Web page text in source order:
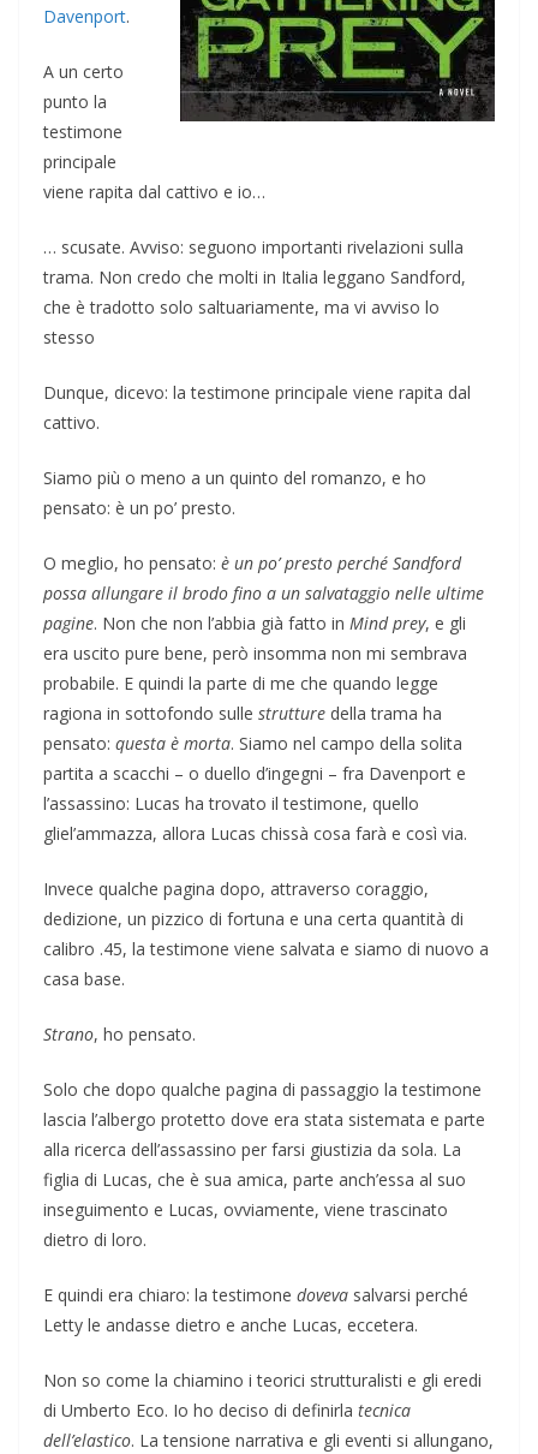
Davenport.
A un certo
punto la
testimone
principale
viene rapita dal cattivo e io…
… scusate. Avviso: seguono importanti rivelazioni sulla
trama. Non credo che molti in Italia leggano Sandford,
che è tradotto solo saltuariamente, ma vi avviso lo
stesso
Dunque, dicevo: la testimone principale viene rapita dal
cattivo.
Siamo più o meno a un quinto del romanzo, e ho
pensato: è un po’ presto.
O meglio, ho pensato: è un po’ presto perché Sandford
possa allungare il brodo fino a un salvataggio nelle ultime
pagine. Non che non l’abbia già fatto in Mind prey, e gli
era uscito pure bene, però insomma non mi sembrava
probabile. E quindi la parte di me che quando legge
ragiona in sottofondo sulle strutture della trama ha
pensato: questa è morta. Siamo nel campo della solita
partita a scacchi – o duello d’ingegni – fra Davenport e
l’assassino: Lucas ha trovato il testimone, quello
gliel’ammazza, allora Lucas chissà cosa farà e così via.
Invece qualche pagina dopo, attraverso coraggio,
dedizione, un pizzico di fortuna e una certa quantità di
calibro .45, la testimone viene salvata e siamo di nuovo a
casa base.
Strano, ho pensato.
Solo che dopo qualche pagina di passaggio la testimone
lascia l’albergo protetto dove era stata sistemata e parte
alla ricerca dell’assassino per farsi giustizia da sola. La
figlia di Lucas, che è sua amica, parte anch’essa al suo
inseguimento e Lucas, ovviamente, viene trascinato
dietro di loro.
E quindi era chiaro: la testimone doveva salvarsi perché
Letty le andasse dietro e anche Lucas, eccetera.
Non so come la chiamino i teorici strutturalisti e gli eredi
di Umberto Eco. Io ho deciso di definirla tecnica
dell’elastico. La tensione narrativa e gli eventi si allungano,